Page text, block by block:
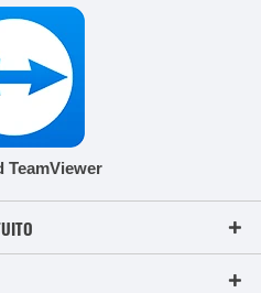
TeamViewer